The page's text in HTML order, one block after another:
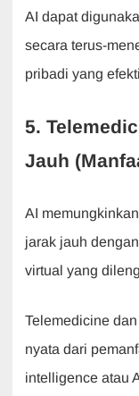
AI dapat
secara terus-
pribadi yang
5.
Jauh
AI
jarak jauh
virtual yang
Telemedicine
nyata dari
intelligence atau